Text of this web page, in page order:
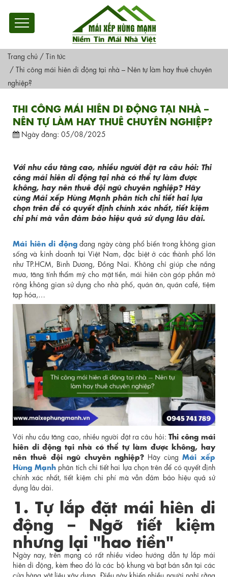
Trang chủ / Tin tức
/ Thi công mái hiên di động tại nhà – Nên tự làm hay thuê chuyên
nghiệp?
THI CÔNG MÁI HIÊN DI ĐỘNG TẠI NHÀ –
NÊN TỰ LÀM HAY THUÊ CHUYÊN NGHIỆP?
Ngày đăng: 05/08/2025
Với nhu cầu tăng cao, nhiều người đặt ra câu hỏi: Thi
công mái hiên di động tại nhà có thể tự làm được
không, hay nên thuê đội ngũ chuyên nghiệp? Hãy
cùng Mái xếp Hùng Mạnh phân tích chi tiết hai lựa
chọn trên để có quyết định chính xác nhất, tiết kiệm
chi phí mà vẫn đảm bảo hiệu quả sử dụng lâu dài.
Mái hiên di độngđang ngày càng phổ biến trong không gian
sống và kinh doanh tại Việt Nam, đặc biệt ở các thành phố lớn
như TP.HCM, Bình Dương, Đồng Nai. Không chỉ giúp che nắng
mưa, tăng tính thẩm mỹ cho mặt tiền, mái hiên còn góp phần mở
rộng không gian sử dụng cho nhà phố, quán ăn, quán café, tiệm
tạp hóa,…
Với nhu cầu tăng cao, nhiều người đặt ra câu hỏi: Thi công mái
hiên di động tại nhà có thể tự làm được không, hay
nên thuê đội ngũ chuyên nghiệp? Hãy cùngMái xếp
Hùng Mạnh phân tích chi tiết hai lựa chọn trên để có quyết định
chính xác nhất, tiết kiệm chi phí mà vẫn đảm bảo hiệu quả sử
dụng lâu dài.
1. Tự lắp đặt mái hiên di
động – Ngỡ tiết kiệm
nhưng lại "hao tiền"
Ngày nay, trên mạng có rất nhiều video hướng dẫn tự lắp mái
hiên di động, kèm theo đó là các bộ khung và bạt bán sẵn tại các
cửa hàng vật liệu xây dựng. Điều này khiến nhiều người nghĩ rằng